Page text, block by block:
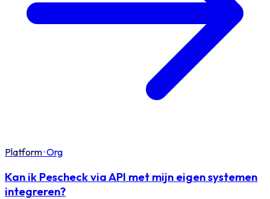
Platform·Org
Kan ik Pescheck via API met mijn eigen systemen
integreren?